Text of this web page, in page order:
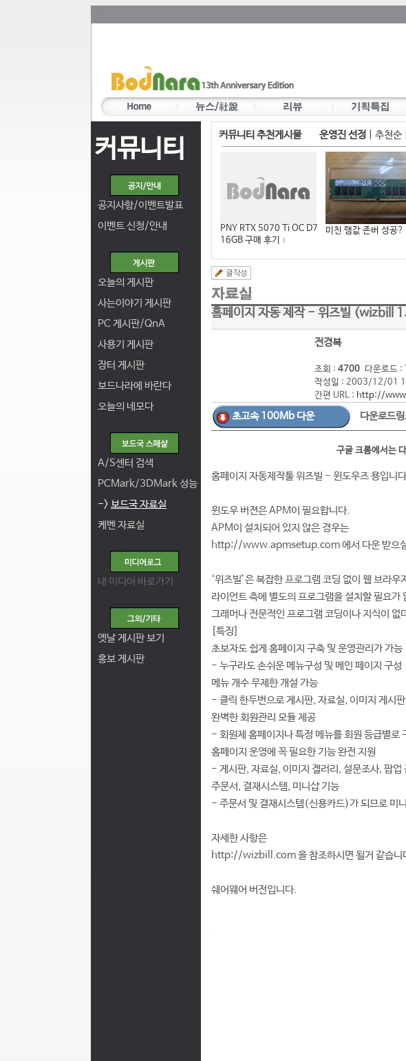
커뮤니티
공지사항/이벤트발표
이벤트 신청/안내
오늘의 게시판
사는이야기 게시판
PC 게시판/QnA
사용기 게시판
장터 게시판
보드나라에 바란다
오늘의 네모다
A/S센터 검색
PCMark/3DMark 성능
-> 보드국 자료실
케벤 자료실
내 미디어 바로가기
옛날 게시판 보기
홍보 게시판
커뮤니티 추천게시물 운영진 선정 추천순|
PNY RTX 5070 Ti OC D7
16GB 구매 후기
1
미친 램값 존버 성공?
홈페이지 자동 제작 - 위즈빌
전경복
조회 : 4700 다운로드 :
작성일 : 2003/12/01
간편 URL : http://
초고속 100Mb 다운 다운로드
구글 크롬에서는
홈페이지 자동제작툴 위즈빌 - 윈도우즈 용입니
윈도우 버젼은 APM이 필요합니다.
APM이 설치되어 있지 않은 경우는
http://www.apmsetup.com 에서 다운 받으실
‘위즈빌’은 복잡한 프로그램 코딩 없이 웹 브라
라이언트 측에 별도의 프로그램을 설치할 필요
그래머나 전문적인 프로그램 코딩이나 지식이
[특징]
초보자도 쉽게 홈페이지 구축 및 운영관리가 가능
- 누구라도 손쉬운 메뉴구성 및 메인 페이지 구성
메뉴 개수 무제한 개설 가능
- 클릭 한두번으로 게시판, 자료실, 이미지 게시
완벽한 회원관리 모듈 제공
- 회원제 홈페이지나 특정 메뉴를 회원 등급별로
홈페이지 운영에 꼭 필요한 기능 완전 지원
- 게시판, 자료실, 이미지 겔러리, 설문조사, 팝업
주문서, 결재시스템, 미니샵 기능
- 주문서 및 결재시스템(신용카드)가 되므로 미
자세한 사항은
http://wizbill.com 을 참조하시면 될거 같습니
쉐어웨어 버전입니다.